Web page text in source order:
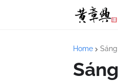
Home